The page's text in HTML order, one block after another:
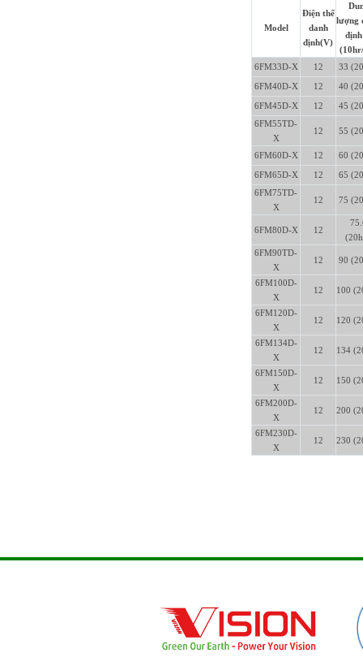
Model
Điện thế
danh
định(V)
lượng
6FM33D-X
12
33
6FM40D-X
12
40
6FM45D-X
12
45
6FM55TD-
X
12 55
6FM60D-X 12
60
6FM65D-X
12
65
6FM75TD-
X
12 75
6FM80D-X 12
6FM90TD-
X
12 90
6FM100D-
X
12 100
6FM120D-
X
12 120
6FM134D-
X
12 134
6FM150D-
X
12 150
6FM200D-
X
12 200
6FM230D-
X
12 230